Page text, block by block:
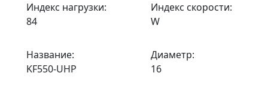
Индекс нагрузки:
84
Индекс скорости:
W
Название:
KF550-UHP
Диаметр:
16